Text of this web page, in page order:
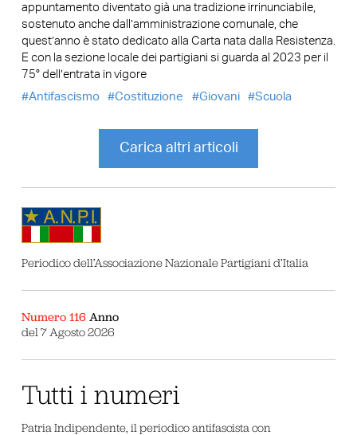
appuntamento diventato già una tradizione irrinunciabile,
sostenuto anche dall’amministrazione comunale, che
quest’anno è stato dedicato alla Carta nata dalla Resistenza.
E con la sezione locale dei partigiani si guarda al 2023 per il
75° dell’entrata in vigore
Antifascismo
Costituzione Giovani Scuola
Carica altri articoli
Periodico dell’Associazione Nazionale Partigiani d’Italia
Numero 116Anno
del 7 Agosto 2026
Tutti i numeri
Patria Indipendente, il periodico antifascista con